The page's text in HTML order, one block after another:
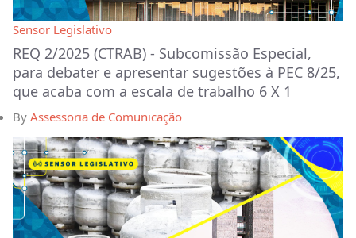
Sensor Legislativo
REQ 2/2025 (CTRAB) - Subcomissão Especial,
para debater e apresentar sugestões à PEC 8/25,
que acaba com a escala de trabalho 6 X 1
By Assessoria de Comunicação